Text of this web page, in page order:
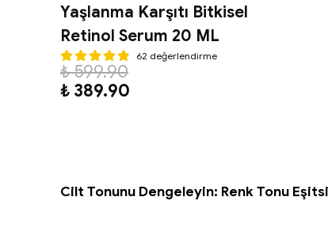
Yaşlanma Karşıtı Bitkisel
Retinol Serum 20 ML
62 değerlendirme
₺ 599.90
₺ 389.90
Cilt Tonunu Dengeleyin: Renk Tonu